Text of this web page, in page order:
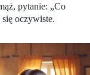
pytanie: „Co
się oczywiste.